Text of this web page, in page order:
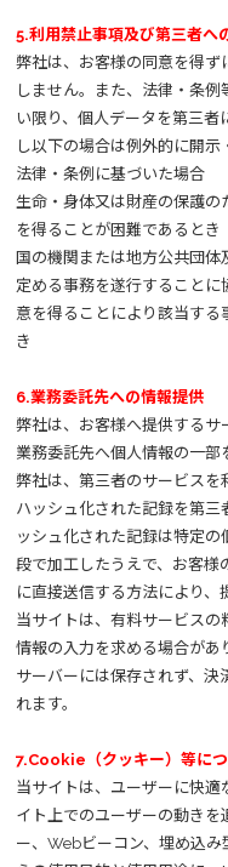
5.利用禁止事項及び第三者へ
弊社は、お客様の同意を得ず
しません。また、法律・条
い限り、個人データを第三
し以下の場合は例外的に開示
法律・条例に基づいた場合
生命・身体又は財産の保護
を得ることが困難であるとき
国の機関または地方公共団
定める事務を遂行することに
意を得ることにより該当する
き
6.業務委託先への情報提供
弊社は、お客様へ提供するサ
業務委託先へ個人情報の一部
弊社は、第三者のサービスを
ハッシュ化された記録を第三
ッシュ化された記録は特定
段で加工したうえで、お客
に直接送信する方法により、
当サイトは、有料サービス
情報の入力を求める場合があ
サーバーには保存されず、決
れます。
7.Cookie（クッキー）等に
当サイトは、ユーザーに快
イト上でのユーザーの動き
ー、Webビーコン、埋め込